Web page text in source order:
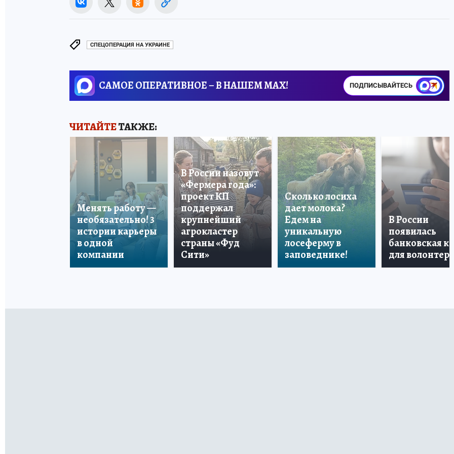
СПЕЦОПЕРАЦИЯ НА УКРАИНЕ
САМОЕ ОПЕРАТИВНОЕ – В НАШЕМ MAX! ПОДПИСЫВАЙТЕСЬ
ЧИТАЙТЕТАКЖЕ:
Менять работу —
необязательно! 3
истории карьеры
в одной
компании
В России назовут
«Фермера года»:
проект КП
поддержал
крупнейший
агрокластер
страны «Фуд
Сити»
Сколько лосиха
дает молока?
Едем на
уникальную
лосеферму в
заповеднике!
В России
появилась
банковская
для волонтеров